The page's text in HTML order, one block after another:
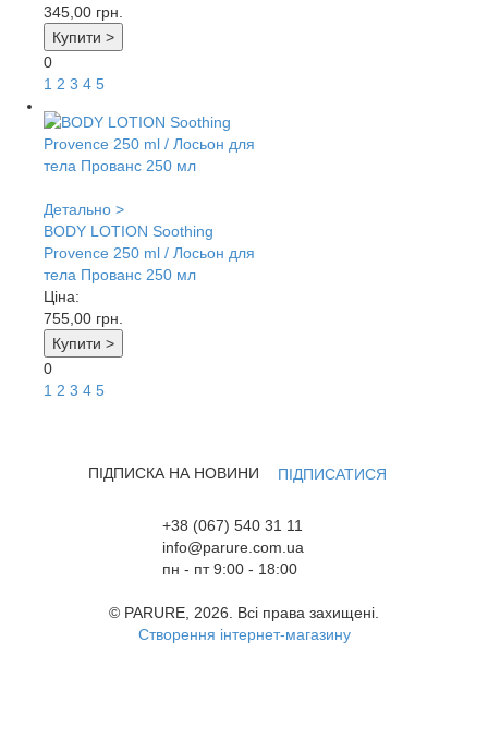
345,00 грн.
Купити >
0
1 2 3 4 5
Детально >
BODY LOTION Soothing
Provence 250 ml / Лосьон для
тела Прованс 250 мл
Ціна:
755,00 грн.
Купити >
0
1 2 3 4 5
ПІДПИСКА НА НОВИНИ ПІДПИСАТИСЯ
+38 (067) 540 31 11
info@parure.com.ua
пн - пт 9:00 - 18:00
© PARURE, 2026. Всі права захищені.
Створення інтернет-магазину